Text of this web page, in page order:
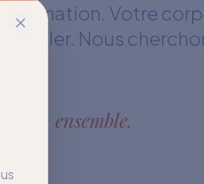
Votre
régler. Nous
ensemble.